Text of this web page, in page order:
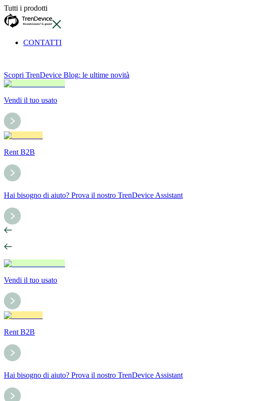
Tutti i prodotti
CONTATTI
Scopri TrenDevice Blog: le ultime novità
Vendi il tuo usato
Rent B2B
Hai bisogno di aiuto? Prova il nostro TrenDevice Assistant
Vendi il tuo usato
Rent B2B
Hai bisogno di aiuto? Prova il nostro TrenDevice Assistant